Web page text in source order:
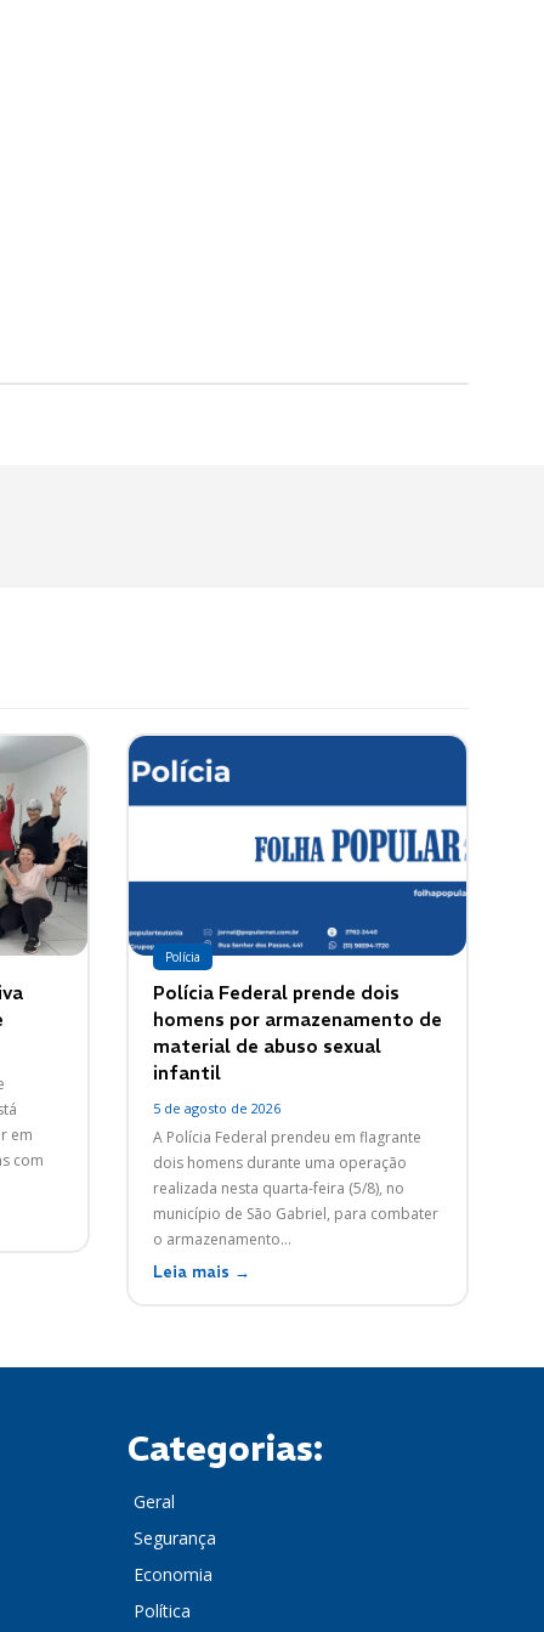
em
com
Polícia
Polícia Federal prende dois
homens por armazenamento de
material de abuso sexual
infantil
5 de agosto de 2026
A Polícia Federal prendeu em flagrante
dois homens durante uma operação
realizada nesta quarta-feira (5/8), no
município de São Gabriel, para combater
o armazenamento...
Leia mais →
Categorias:
Geral
Segurança
Economia
Política